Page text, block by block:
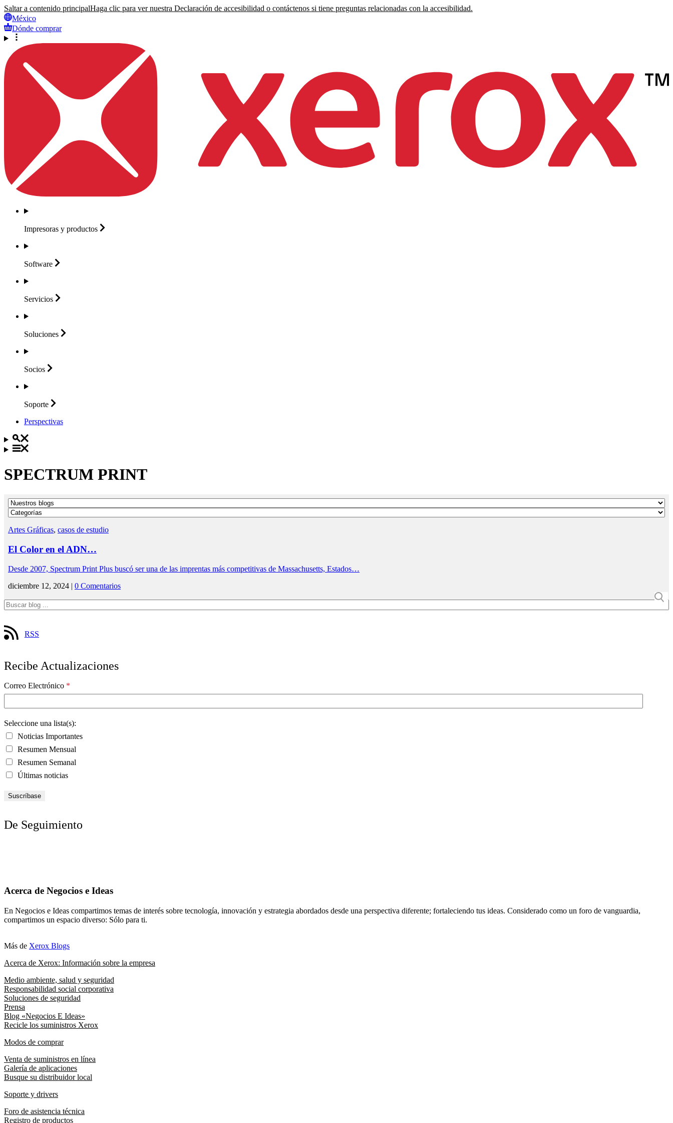
Saltar a contenido principalHaga clic para ver nuestra Declaración de accesibilidad o contáctenos si tiene preguntas relacionadas con la accesibilidad.
México
Dónde comprar
Impresoras y productos
Software
Servicios
Soluciones
Socios
Soporte
Perspectivas
SPECTRUM PRINT
Artes Gráficas, casos de estudio
El Color en el ADN…
Desde 2007, Spectrum Print Plus buscó ser una de las imprentas más competitivas de Massachusetts, Estados…
diciembre 12, 2024 | 0 Comentarios
RSS
Recibe Actualizaciones
Correo Electrónico *
Seleccione una lista(s):
Noticias Importantes
Resumen Mensual
Resumen Semanal
Últimas noticias
De Seguimiento
Acerca de Negocios e Ideas
En Negocios e Ideas compartimos temas de interés sobre tecnología, innovación y estrategia abordados desde una perspectiva diferente; fortaleciendo tus ideas. Considerado como un foro de vanguardia,
compartimos un espacio diverso: Sólo para ti.
Más de Xerox Blogs
Acerca de Xerox: Información sobre la empresa
Medio ambiente, salud y seguridad
Responsabilidad social corporativa
Soluciones de seguridad
Prensa
Blog «Negocios E Ideas»
Recicle los suministros Xerox
Modos de comprar
Venta de suministros en línea
Galería de aplicaciones
Busque su distribuidor local
Soporte y drivers
Foro de asistencia técnica
Registro de productos